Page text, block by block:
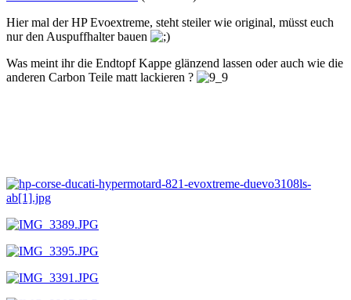
Hier mal der HP Evoextreme, steht steiler wie original, müsst euch
nur den Auspuffhalter bauen
Was meint ihr die Endtopf Kappe glänzend lassen oder auch wie die
anderen Carbon Teile matt lackieren ?